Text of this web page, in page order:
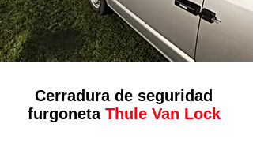
Cerradura de seguridad
furgoneta Thule Van Lock